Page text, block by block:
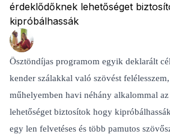
érdeklődőknek lehetőséget
kipróbálhassák
Ösztöndíjas programom egyik deklarált
kender szálakkal való szövést
műhelyemben havi néhány alkalommal
lehetőséget biztosítok hogy
egy len felvetéses és több pamutos